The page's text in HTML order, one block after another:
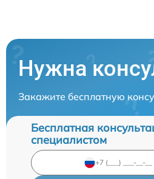
Нужна
Закажите бесплатную
Бесплатная
специалистом